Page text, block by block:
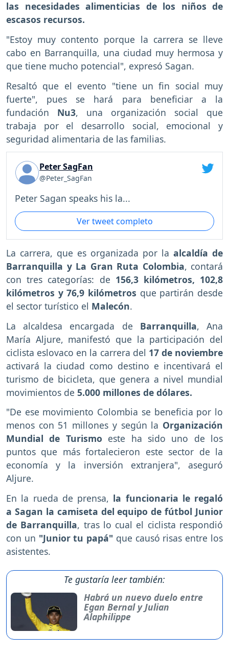
las necesidades alimenticias de los niños de
escasos recursos.
"Estoy muy contento porque la carrera se lleve
cabo en Barranquilla, una ciudad muy hermosa y
que tiene mucho potencial", expresó Sagan.
Resaltó que el evento "tiene un fin social muy
fuerte", pues se hará para beneficiar a la
fundación Nu3, una organización social que
trabaja por el desarrollo social, emocional y
seguridad alimentaria de las familias.
Peter SagFan
@Peter_SagFan
Peter Sagan speaks his la...
Ver tweet completo
La carrera, que es organizada por la alcaldía de
Barranquilla y La Gran Ruta Colombia, contará
con tres categorías: de 156,3 kilómetros, 102,8
kilómetros y 76,9 kilómetros que partirán desde
el sector turístico el Malecón.
La alcaldesa encargada de Barranquilla, Ana
María Aljure, manifestó que la participación del
ciclista eslovaco en la carrera del 17 de noviembre
activará la ciudad como destino e incentivará el
turismo de bicicleta, que genera a nivel mundial
movimientos de 5.000 millones de dólares.
"De ese movimiento Colombia se beneficia por lo
menos con 51 millones y según la Organización
Mundial de Turismo este ha sido uno de los
puntos que más fortalecieron este sector de la
economía y la inversión extranjera", aseguró
Aljure.
En la rueda de prensa, la funcionaria le regaló
a Sagan la camiseta del equipo de fútbol Junior
de Barranquilla, tras lo cual el ciclista respondió
con un "Junior tu papá" que causó risas entre los
asistentes.
Te gustaría leer también:
Habrá un nuevo duelo entre
Egan Bernal y Julian
Alaphilippe